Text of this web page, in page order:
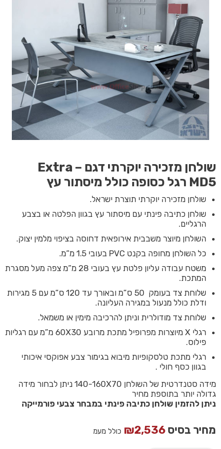
שולחן מזכירה יוקרתי דגם Extra –
MD5 רגל כסופה כולל מיסתור עץ
שולחן מזכירה יוקרתי תוצרת ישראל.
שולחן כתיבה פינתי עם מיסתור עץ בגוון הפלטה או בצבע
הרגליים.
השולחן מיוצר משבבית אירופאית דחוסה בציפוי מלמין יצוק.
כל השולחן מחופה בקנט PVC בעובי 1.5 מ”מ.
משטח עבודה עליון פלטת עץ בעובי 28 מ”מ צפה מעל מסגרת
המתכת.
שלוחת צד בעומק 50 ס”מ ובאורך עד 120 ס”מ עם 5 מגירות
ודלת כולל מנעול במגירה העליונה.
שלוחת צד מודולרית וניתן להרכיבה מימין או משמאל.
רגלי X מיוצרות מפרופיל מתכת מרובע 60X30 מ”מ עם רגליות
פילוס.
רגלי מתכת טלסקופיות מיבוא בגימור צבע אפוקסי איכותי
בגוון כסף חולי .
מידה סטנדרטית של השולחן 140-160X70 ניתן לבחור מידה
גדולה יותר בתוספת מחיר
ניתן להזמין שולחן כתיבה פינתי במבחר צבעי פורמייקה
מחיר בסיס ₪2,536 כולל מעמ